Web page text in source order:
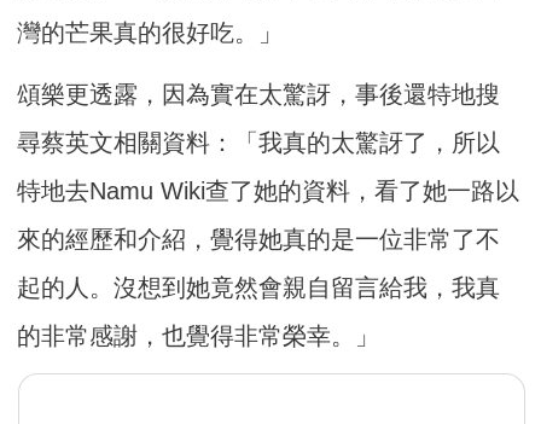
灣的芒果真的很好吃。」
頌樂更透露，因為實在太驚訝，事後還特地搜
尋蔡英文相關資料：「我真的太驚訝了，所以
特地去Namu Wiki查了她的資料，看了她一路以
來的經歷和介紹，覺得她真的是一位非常了不
起的人。沒想到她竟然會親自留言給我，我真
的非常感謝，也覺得非常榮幸。」